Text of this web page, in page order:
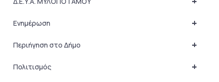
+
Ενημέρωση
+
Περιήγηση στο Δήμο
+
Πολιτισμός